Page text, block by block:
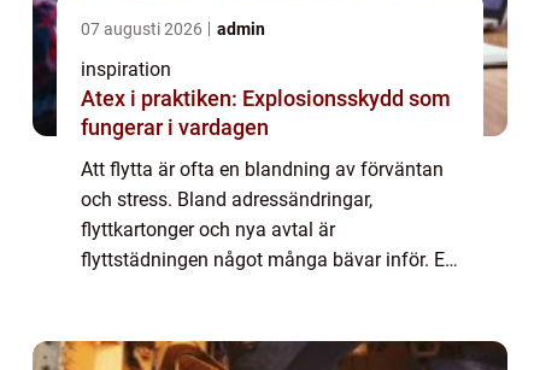
07 augusti 2026 admin
inspiration
Atex i praktiken: Explosionsskydd som
fungerar i vardagen
Att flytta är ofta en blandning av förväntan
och stress. Bland adressändringar,
flyttkartonger och nya avtal är
flyttstädningen något många bävar inför. En
undvika onö...